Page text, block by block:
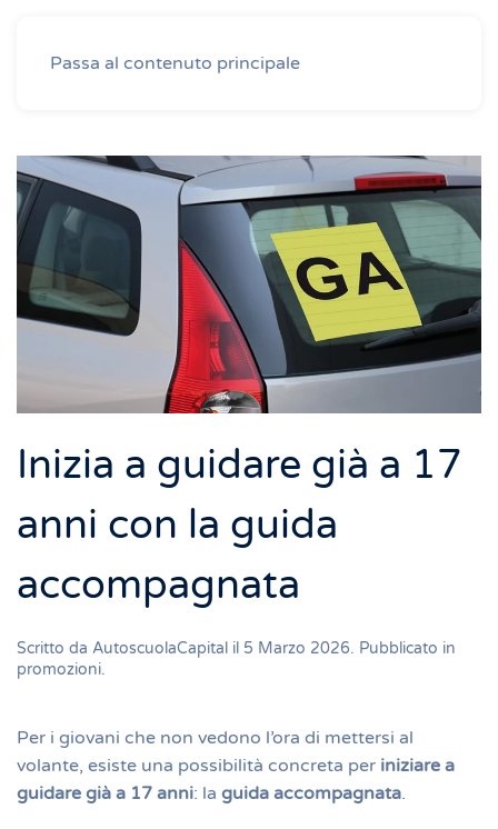
Passa al contenuto principale
Inizia a guidare già a 17
anni con la guida
accompagnata
Scritto da AutoscuolaCapital il 5 Marzo 2026. Pubblicato in
promozioni.
Per i giovani che non vedono l’ora di mettersi al
volante, esiste una possibilità concreta per iniziare a
guidare già a 17 anni: la guida accompagnata.